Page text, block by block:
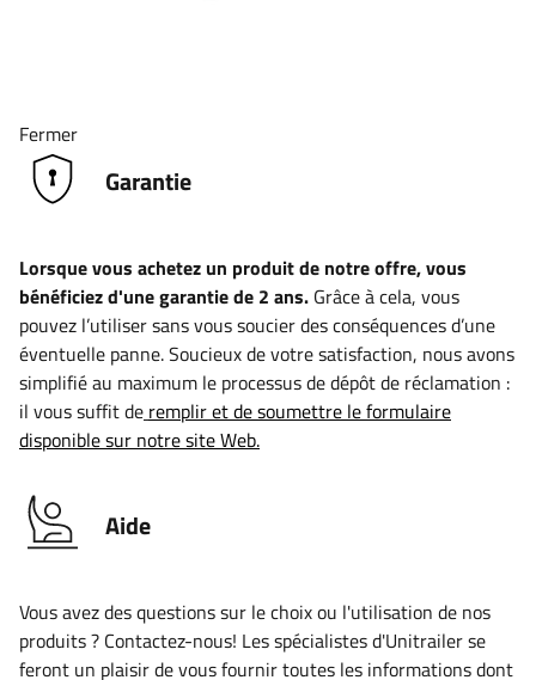
Fermer
Garantie
Lorsque vous achetez un produit de notre offre, vous
bénéficiez d'une garantie de 2 ans. Grâce à cela, vous
pouvez l’utiliser sans vous soucier des conséquences d’une
éventuelle panne. Soucieux de votre satisfaction, nous avons
simplifié au maximum le processus de dépôt de réclamation :
il vous suffit de remplir et de soumettre le formulaire
disponible sur notre site Web.
Aide
Vous avez des questions sur le choix ou l'utilisation de nos
produits ? Contactez-nous! Les spécialistes d'Unitrailer se
feront un plaisir de vous fournir toutes les informations dont